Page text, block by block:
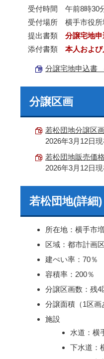
受付時間 午前8時30
受付場所 横手市役
提出書類 分譲宅地
添付書類 本人および
分譲宅地申込書
分譲区画
若松団地分譲区
2026年3月12日
若松団地販売価
2026年3月12日
若松団地(詳細)
所在地：横手市
区域：都市計画
建ぺい率：70％
容積率：200％
分譲区画数：残4
分譲面積（1区画
施設
水道：横
下水道：